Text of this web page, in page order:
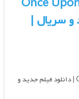
و سریال |
دانلود فیلم جدید Once Upon a Time 2017 | دانلود فیلم جدید و